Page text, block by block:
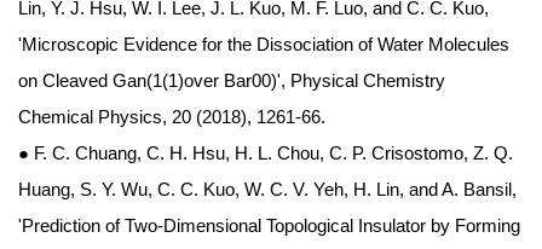
Lin, Y. J. Hsu, W. I. Lee, J. L. Kuo, M. F. Luo, and C. C. Kuo,
'Microscopic Evidence for the Dissociation of Water Molecules
on Cleaved Gan(1(1)over Bar00)', Physical Chemistry
Chemical Physics, 20 (2018), 1261-66.
● F. C. Chuang, C. H. Hsu, H. L. Chou, C. P. Crisostomo, Z. Q.
Huang, S. Y. Wu, C. C. Kuo, W. C. V. Yeh, H. Lin, and A. Bansil,
'Prediction of Two-Dimensional Topological Insulator by Forming